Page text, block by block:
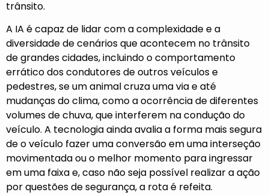
trânsito.
A IA é capaz de lidar com a complexidade e a
diversidade de cenários que acontecem no trânsito
de grandes cidades, incluindo o comportamento
errático dos condutores de outros veículos e
pedestres, se um animal cruza uma via e até
mudanças do clima, como a ocorrência de diferentes
volumes de chuva, que interferem na condução do
veículo. A tecnologia ainda avalia a forma mais segura
de o veículo fazer uma conversão em uma interseção
movimentada ou o melhor momento para ingressar
em uma faixa e, caso não seja possível realizar a ação
por questões de segurança, a rota é refeita.